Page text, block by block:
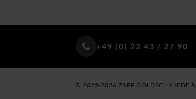
+49 (0) 22 43 / 27 90
© 2025-2026 ZAPP GOLDSCHMIEDE &